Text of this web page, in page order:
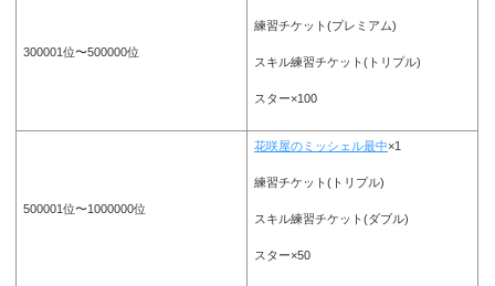
300001位〜500000位
練習チケット(プレミアム)
スキル練習チケット(トリプル)
スター×100
500001位〜1000000位
花咲屋のミッシェル最中×1
練習チケット(トリプル)
スキル練習チケット(ダブル)
スター×50